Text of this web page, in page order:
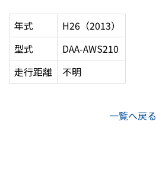
年式
H26（2013）
型式
DAA-AWS210
走行距離
不明
一覧へ戻る